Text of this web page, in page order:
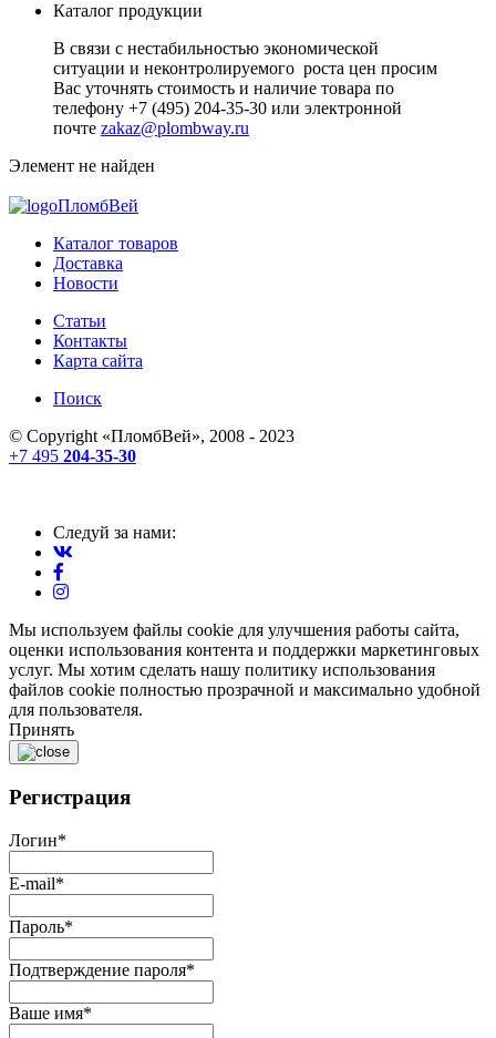
Каталог продукции
В связи с нестабильностью экономической
ситуации и неконтролируемого роста цен просим
Вас уточнять стоимость и наличие товара по
телефону +7 (495) 204-35-30 или электронной
почте zakaz@plombway.ru
Элемент не найден
ПломбВей
Каталог товаров
Доставка
Новости
Статьи
Контакты
Карта сайта
Поиск
© Copyright «ПломбВей», 2008 - 2023
+7 495 204-35-30
Следуй за нами:
Мы используем файлы cookie для улучшения работы сайта,
оценки использования контента и поддержки маркетинговых
услуг. Мы хотим сделать нашу политику использования
файлов cookie полностью прозрачной и максимально удобной
для пользователя.
Принять
Регистрация
Логин*
E-mail*
Пароль*
Подтверждение пароля*
Ваше имя*